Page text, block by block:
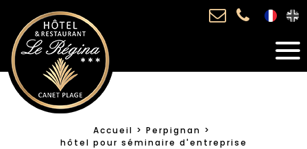
Accueil
Perpignan
hôtel pour séminaire d'entreprise